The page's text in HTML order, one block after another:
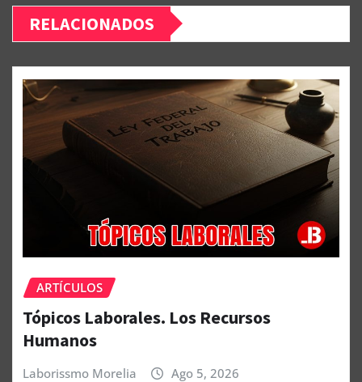
RELACIONADOS
ARTÍCULOS
Tópicos Laborales. Los Recursos
Humanos
Laborissmo Morelia Ago 5, 2026